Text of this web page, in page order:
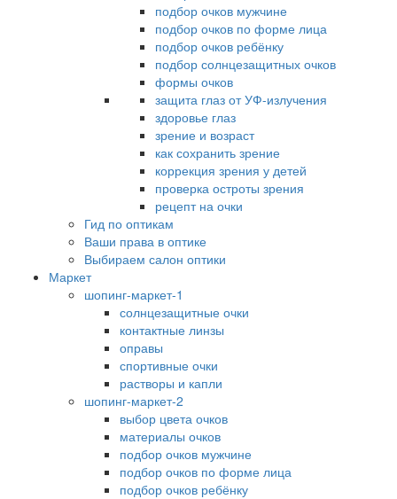
подбор очков мужчине
подбор очков по форме лица
подбор очков ребёнку
подбор солнцезащитных очков
формы очков
защита глаз от УФ-излучения
здоровье глаз
зрение и возраст
как сохранить зрение
коррекция зрения у детей
проверка остроты зрения
рецепт на очки
Гид по оптикам
Ваши права в оптике
Выбираем салон оптики
Маркет
шопинг-маркет-1
солнцезащитные очки
контактные линзы
оправы
спортивные очки
растворы и капли
шопинг-маркет-2
выбор цвета очков
материалы очков
подбор очков мужчине
подбор очков по форме лица
подбор очков ребёнку